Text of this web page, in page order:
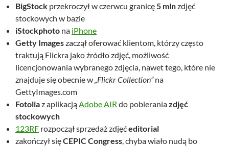
BigStock przekroczył w czerwcu granicę5 mlnzdjęć
stockowych w bazie
iStockphoto na iPhone
Getty Imageszaczął oferować klientom, którzy często
traktują Flickra jako źródło zdjęć, możliwość
licencjonowania wybranego zdjęcia, nawet tego, które nie
znajduje się obecnie w„Flickr Collection”na
GettyImages.com
Fotoliaz aplikacjąAdobe AIR do pobieraniazdjęć
stockowych
123RF rozpoczął sprzedaż zdjęćeditorial
zakończył sięCEPIC Congress, chyba wiało nudą bo